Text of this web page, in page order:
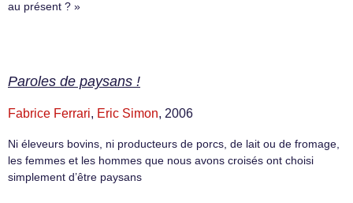
au présent ? »
Paroles de paysans !
Fabrice Ferrari, Eric Simon, 2006
Ni éleveurs bovins, ni producteurs de porcs, de lait ou de fromage,
les femmes et les hommes que nous avons croisés ont choisi
simplement d’être paysans